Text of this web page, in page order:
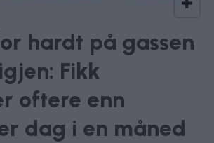
hardt på gassen
Fikk
oftere enn
dag i en måned